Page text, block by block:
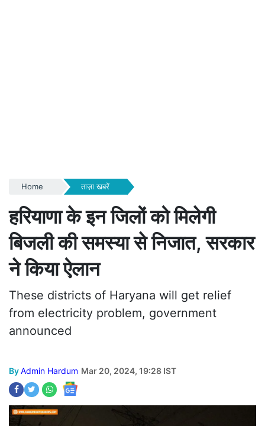
Home ताज़ा खबरें
हरियाणा के इन जिलों को मिलेगी
बिजली की समस्या से निजात, सरकार
ने किया ऐलान
These districts of Haryana will get relief
from electricity problem, government
announced
ByAdmin Hardum Mar 20, 2024, 19:28 IST